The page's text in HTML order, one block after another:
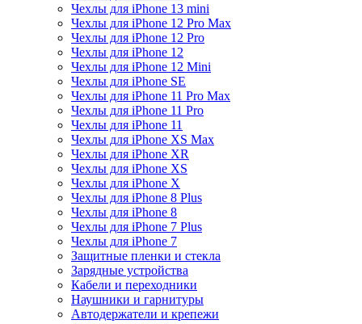
Чехлы для iPhone 13 mini
Чехлы для iPhone 12 Pro Max
Чехлы для iPhone 12 Pro
Чехлы для iPhone 12
Чехлы для iPhone 12 Mini
Чехлы для iPhone SE
Чехлы для iPhone 11 Pro Max
Чехлы для iPhone 11 Pro
Чехлы для iPhone 11
Чехлы для iPhone XS Max
Чехлы для iPhone XR
Чехлы для iPhone XS
Чехлы для iPhone X
Чехлы для iPhone 8 Plus
Чехлы для iPhone 8
Чехлы для iPhone 7 Plus
Чехлы для iPhone 7
Защитные пленки и стекла
Зарядные устройства
Кабели и переходники
Наушники и гарнитуры
Автодержатели и крепежи